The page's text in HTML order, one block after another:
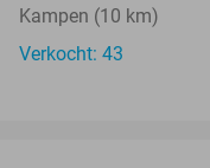
Kampen (10 km)
Verkocht: 43